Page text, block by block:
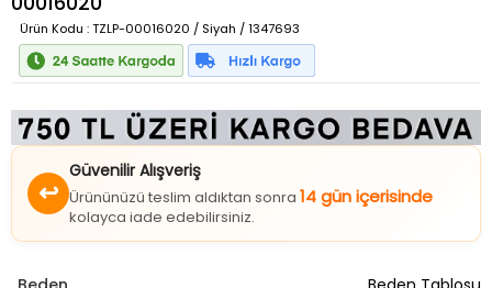
Ürün Kodu : TZLP-00016020 / Siyah / 1347693
↩
Güvenilir Alışveriş
Ürününüzü teslim aldıktan sonra 14 gün içerisinde
kolayca iade edebilirsiniz.